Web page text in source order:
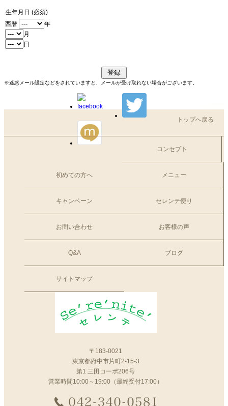
生年月日 (必須)
西暦
年
月
日
※迷惑メール設定などをされていますと、メールが受け取れない場合がございます。
トップへ戻る
コンセプト
初めての方へ メニュー
キャンペーン セレンテ便り
お問い合わせ お客様の声
Q&A ブログ
サイトマップ
〒183-0021
東京都府中市片町2-15-3
第1 三田コーポ206号
営業時間10:00～19:00（最終受付17:00）